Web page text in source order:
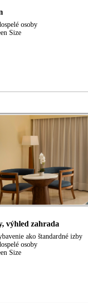
osoby
Size
výhled zahrada
ako štandardné izby
osoby
Size